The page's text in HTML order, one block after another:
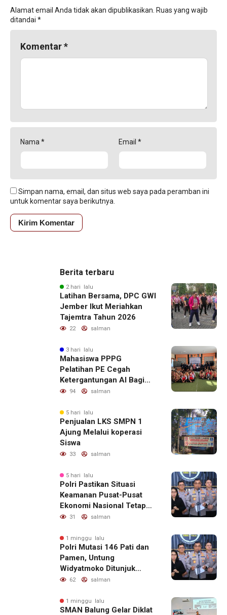
Alamat email Anda tidak akan dipublikasikan. Ruas yang wajib
ditandai *
Komentar*
Nama * Email *
Simpan nama, email, dan situs web saya pada peramban ini
untuk komentar saya berikutnya.
Berita terbaru
2 hari lalu
Latihan Bersama, DPC GWI
Jember Ikut Meriahkan
Tajemtra Tahun 2026
22 salman
3 hari lalu
Mahasiswa PPPG
Pelatihan PE Cegah
Ketergantungan AI Bagi
94 salman
5 hari lalu
Penjualan LKS SMPN 1
Ajung Melalui koperasi
Siswa
33 salman
5 hari lalu
Polri Pastikan Situasi
Keamanan Pusat-Pusat
Ekonomi Nasional Tetap
Kondusif
31 salman
1 minggu lalu
Polri Mutasi 146 Pati dan
Pamen, Untung
Widyatmoko Ditunjuk
sebagai Kadivhubinter
62 salman
1 minggu lalu
SMAN Balung Gelar Diklat